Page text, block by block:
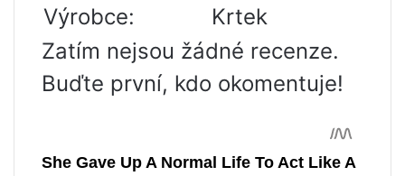
Výrobce:
Krtek
Zatím nejsou žádné recenze.
Buďte první, kdo okomentuje!